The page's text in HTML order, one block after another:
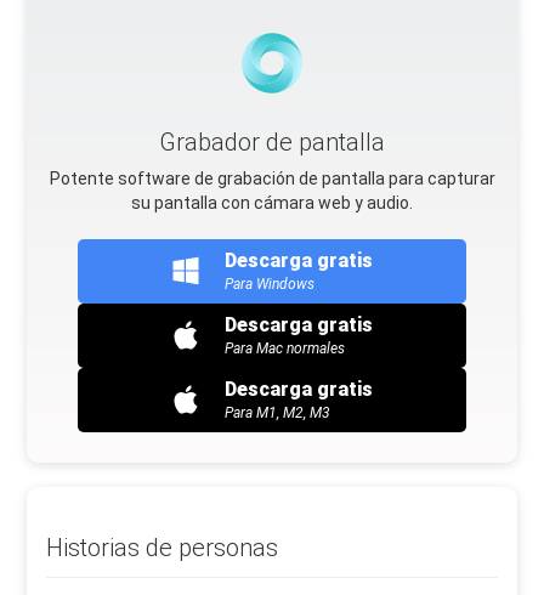
Grabador de pantalla
Potente software de grabación de pantalla para capturar
su pantalla con cámara web y audio.
Descarga gratis
Para Windows
Descarga gratis
Para Mac normales
Descarga gratis
Para M1, M2, M3
Historias de personas